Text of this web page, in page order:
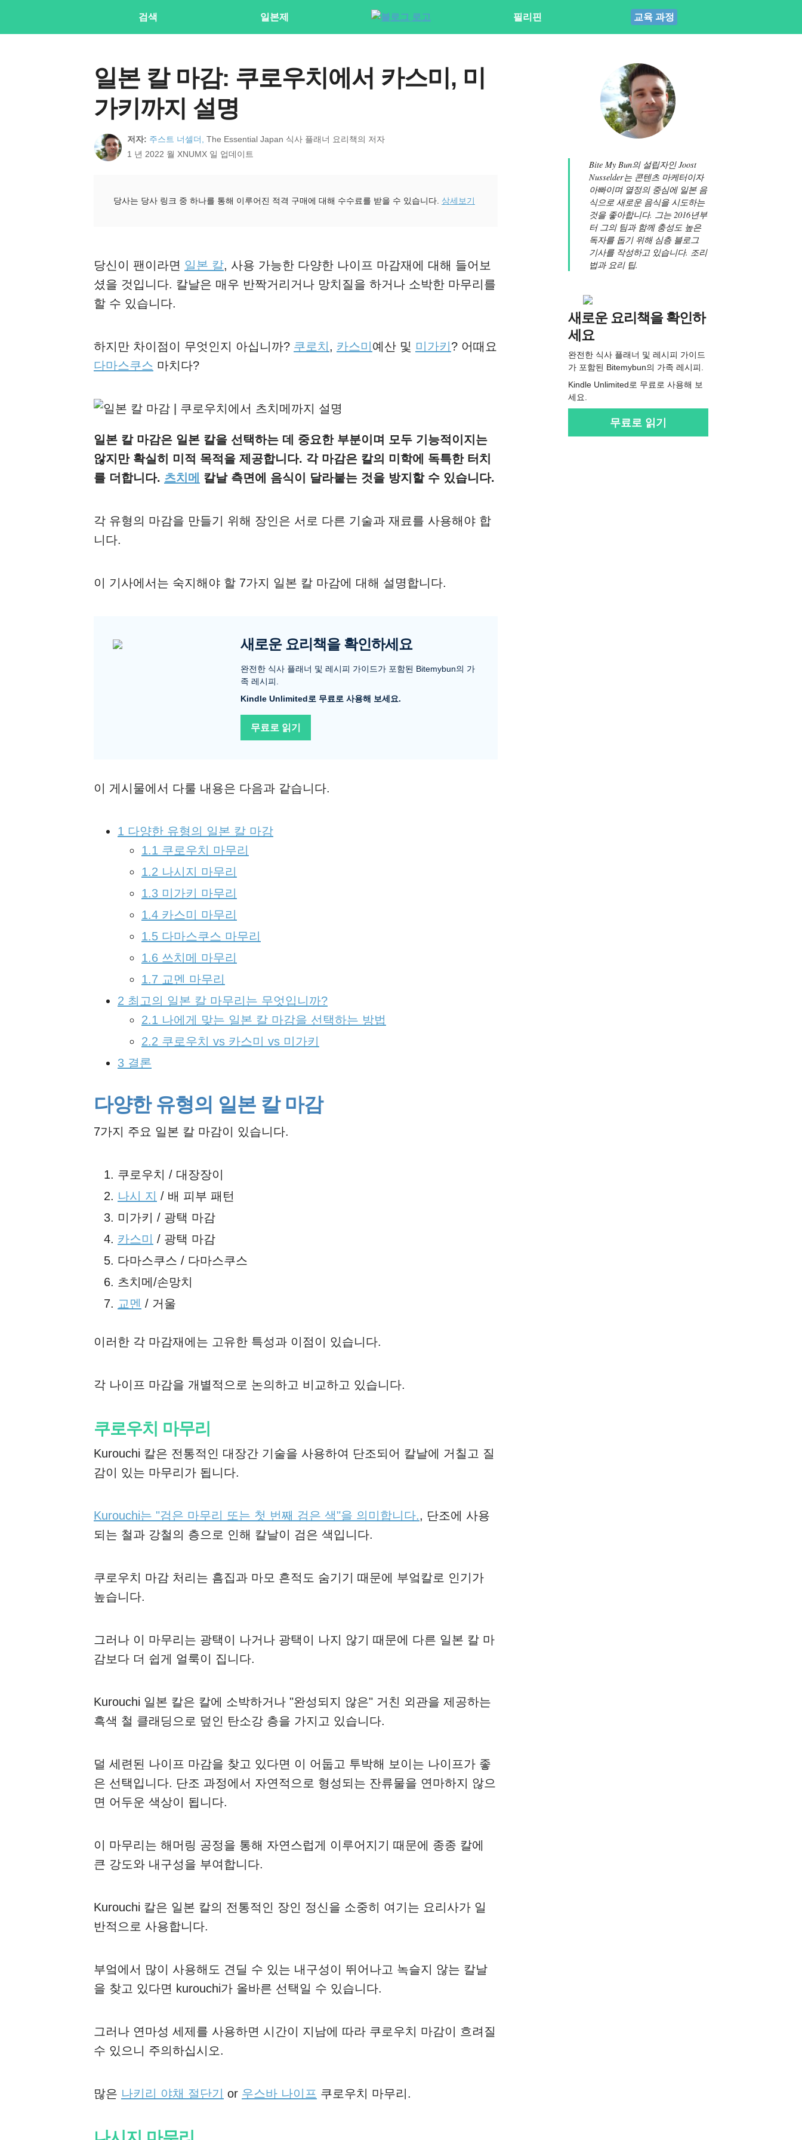
검색 일본제 필리핀 교육 과정
일본 칼 마감: 쿠로우치에서 카스미, 미
가키까지 설명
저자: 주스트 너셀더,
The Essential Japan 식사 플래너 요리책의 저자
1 년 2022 월 XNUMX 일 업데이트
당사는 당사 링크 중 하나를 통해 이루어진 적격 구매에 대해 수수료를 받을 수 있습니다. 상세보기
당신이 팬이라면 일본 칼, 사용 가능한 다양한 나이프 마감재에 대해 들어보
셨을 것입니다. 칼날은 매우 반짝거리거나 망치질을 하거나 소박한 마무리를
할 수 있습니다.
하지만 차이점이 무엇인지 아십니까? 쿠로치 , 카스미 예산 및 미가키 ? 어때요
다마스쿠스 마치다?
일본 칼 마감은 일본 칼을 선택하는 데 중요한 부분이며 모두 기능적이지는
않지만 확실히 미적 목적을 제공합니다. 각 마감은 칼의 미학에 독특한 터치
를 더합니다. 츠치메 칼날 측면에 음식이 달라붙는 것을 방지할 수 있습니다.
각 유형의 마감을 만들기 위해 장인은 서로 다른 기술과 재료를 사용해야 합
니다.
이 기사에서는 숙지해야 할 7가지 일본 칼 마감에 대해 설명합니다.
새로운 요리책을 확인하세요
완전한 식사 플래너 및 레시피 가이드가 포함된 Bitemybun의 가
족 레시피.
Kindle Unlimited로 무료로 사용해 보세요.
무료로 읽기
이 게시물에서 다룰 내용은 다음과 같습니다.
1 다양한 유형의 일본 칼 마감
1.1 쿠로우치 마무리
1.2 나시지 마무리
1.3 미가키 마무리
1.4 카스미 마무리
1.5 다마스쿠스 마무리
1.6 쓰치메 마무리
1.7 교멘 마무리
2 최고의 일본 칼 마무리는 무엇입니까?
2.1 나에게 맞는 일본 칼 마감을 선택하는 방법
2.2 쿠로우치 vs 카스미 vs 미가키
3 결론
다양한 유형의 일본 칼 마감
7가지 주요 일본 칼 마감이 있습니다.
쿠로우치 / 대장장이
나시 지 / 배 피부 패턴
미가키 / 광택 마감
카스미
/ 광택 마감
다마스쿠스 / 다마스쿠스
츠치메/손망치
교멘 / 거울
이러한 각 마감재에는 고유한 특성과 이점이 있습니다.
각 나이프 마감을 개별적으로 논의하고 비교하고 있습니다.
쿠로우치 마무리
Kurouchi 칼은 전통적인 대장간 기술을 사용하여 단조되어 칼날에 거칠고 질
감이 있는 마무리가 됩니다.
Kurouchi는 "검은 마무리 또는 첫 번째 검은 색"을 의미합니다., 단조에 사용
되는 철과 강철의 층으로 인해 칼날이 검은 색입니다.
쿠로우치 마감 처리는 흠집과 마모 흔적도 숨기기 때문에 부엌칼로 인기가
높습니다.
그러나 이 마무리는 광택이 나거나 광택이 나지 않기 때문에 다른 일본 칼 마
감보다 더 쉽게 얼룩이 집니다.
Kurouchi 일본 칼은 칼에 소박하거나 "완성되지 않은" 거친 외관을 제공하는
흑색 철 클래딩으로 덮인 탄소강 층을 가지고 있습니다.
덜 세련된 나이프 마감을 찾고 있다면 이 어둡고 투박해 보이는 나이프가 좋
은 선택입니다. 단조 과정에서 자연적으로 형성되는 잔류물을 연마하지 않으
면 어두운 색상이 됩니다.
이 마무리는 해머링 공정을 통해 자연스럽게 이루어지기 때문에 종종 칼에
큰 강도와 내구성을 부여합니다.
Kurouchi 칼은 일본 칼의 전통적인 장인 정신을 소중히 여기는 요리사가 일
반적으로 사용합니다.
부엌에서 많이 사용해도 견딜 수 있는 내구성이 뛰어나고 녹슬지 않는 칼날
을 찾고 있다면 kurouchi가 올바른 선택일 수 있습니다.
그러나 연마성 세제를 사용하면 시간이 지남에 따라 쿠로우치 마감이 흐려질
수 있으니 주의하십시오.
많은 나키리 야채 절단기 or 우스바 나이프 쿠로우치 마무리.
Bite My Bun의 설립자인 Joost
Nusselder는 콘텐츠 마케터이자
아빠이며 열정의 중심에 일본 음
식으로 새로운 음식을 시도하는
것을 좋아합니다. 그는 2016년부
터 그의 팀과 함께 충성도 높은
독자를 돕기 위해 심층 블로그
기사를 작성하고 있습니다. 조리
법과 요리 팁.
새로운 요리책을 확인하
세요
완전한 식사 플래너 및 레시피 가이드
가 포함된 Bitemybun의 가족 레시피.
Kindle Unlimited로 무료로 사용해 보
세요.
무료로 읽기